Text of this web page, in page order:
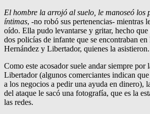
El hombre la arrojó al suelo, le manoseó los
íntimas, -no robó sus pertenencias- mientras
oído. Ella pudo levantarse y gritar, hecho
dos policías de infante que se encontraban en
Hernández y Libertador, quienes la asistieron.
Como este acosador suele andar siempre por
Libertador (algunos comerciantes indican
a los negocios a pedir una ayuda en dinero),
del ataque le sacó una fotografía, que es la
las redes.